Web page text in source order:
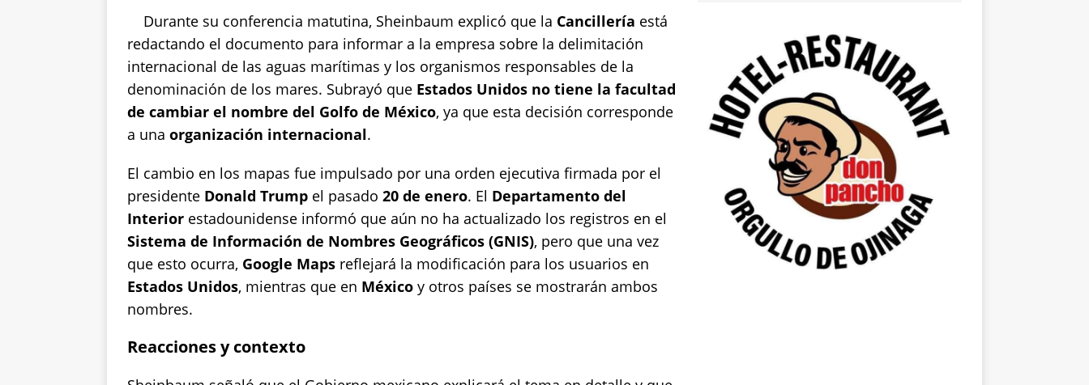
k
Durante su conferencia matutina, Sheinbaum explicó que la Cancillería está
redactando el documento para informar a la empresa sobre la delimitación
internacional de las aguas marítimas y los organismos responsables de la
denominación de los mares. Subrayó que Estados Unidos no tiene la facultad
de cambiar el nombre del Golfo de México, ya que esta decisión corresponde
a una organización internacional.
El cambio en los mapas fue impulsado por una orden ejecutiva firmada por el
presidente Donald Trump el pasado 20 de enero. El Departamento del
Interior estadounidense informó que aún no ha actualizado los registros en el
Sistema de Información de Nombres Geográficos (GNIS), pero que una vez
que esto ocurra, Google Maps reflejará la modificación para los usuarios en
Estados Unidos, mientras que en México y otros países se mostrarán ambos
nombres.
Reacciones y contexto